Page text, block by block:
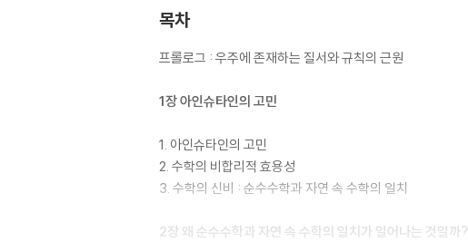
목차
프롤로그 : 우주에 존재하는 질서와 규칙의 근원
1장 아인슈타인의 고민
1. 아인슈타인의 고민
2. 수학의 비합리적 효용성
3. 수학의 신비 : 순수수학과 자연 속 수학의 일치
2장 왜 순수수학과 자연 속 수학의 일치가 일어나는 것일까?